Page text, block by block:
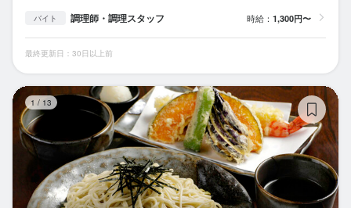
バイト 調理師・調理スタッフ 時給： 1,300円〜
最終更新日：30日以上前
1 / 13